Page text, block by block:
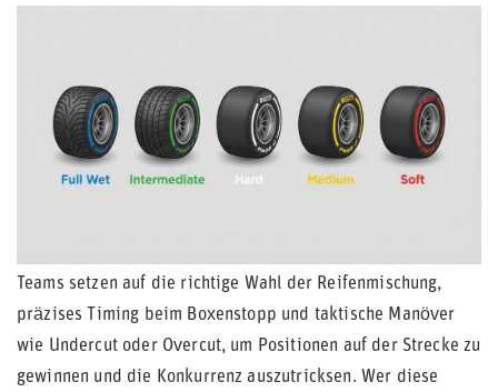
Teams setzen auf die richtige Wahl der Reifenmischung,
präzises Timing beim Boxenstopp und taktische Manöver
wie Undercut oder Overcut, um Positionen auf der Strecke zu
gewinnen und die Konkurrenz auszutricksen. Wer diese